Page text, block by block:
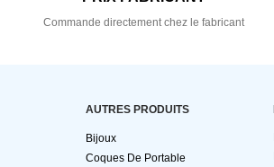
Commande directement chez le fabricant
AUTRES PRODUITS
Bijoux
Coques De Portable